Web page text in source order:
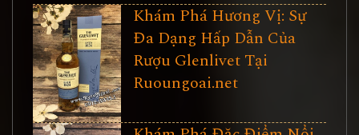
Khám Phá Hương Vị: Sự
Đa Dạng Hấp Dẫn Của
Rượu Glenlivet Tại
Ruoungoai.net